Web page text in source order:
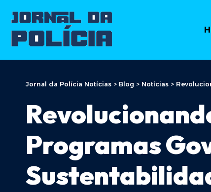
Jornal da Polícia Notícias > Blog > Notícias >
Programas